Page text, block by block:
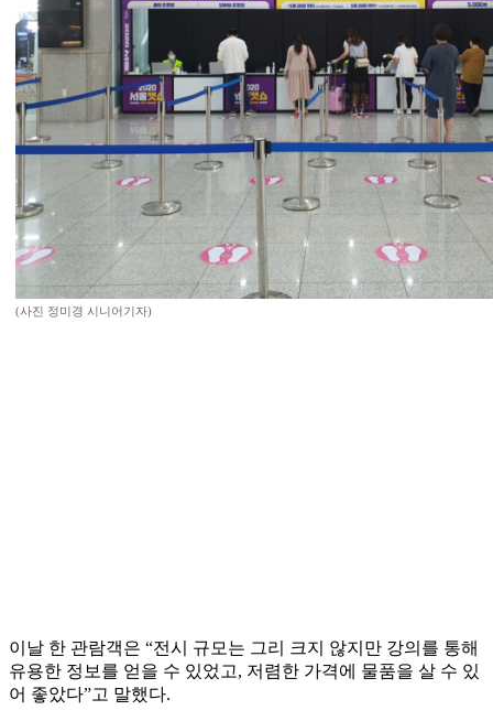
(사진 정미경 시니어기자)
이날 한 관람객은 “전시 규모는 그리 크지 않지만 강의를 통해
유용한 정보를 얻을 수 있었고, 저렴한 가격에 물품을 살 수 있
어 좋았다”고 말했다.